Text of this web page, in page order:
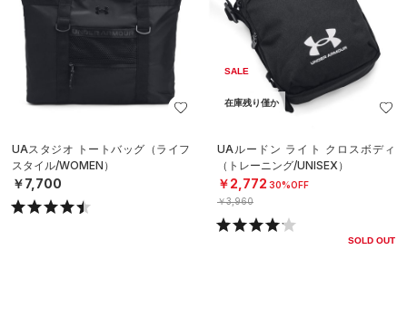
UAスタジオ トートバッグ（ライフ
スタイル/WOMEN）
￥7,700
SALE
在庫残り僅か
UAルードン ライト クロスボディ
（トレーニング/UNISEX）
￥2,772 30%OFF
￥3,960
SOLD OUT